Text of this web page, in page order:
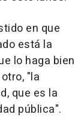
en que
está la
lo haga bien
"la
que es la
pública".